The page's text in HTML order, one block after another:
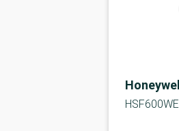
Honeywell
HSF600WE